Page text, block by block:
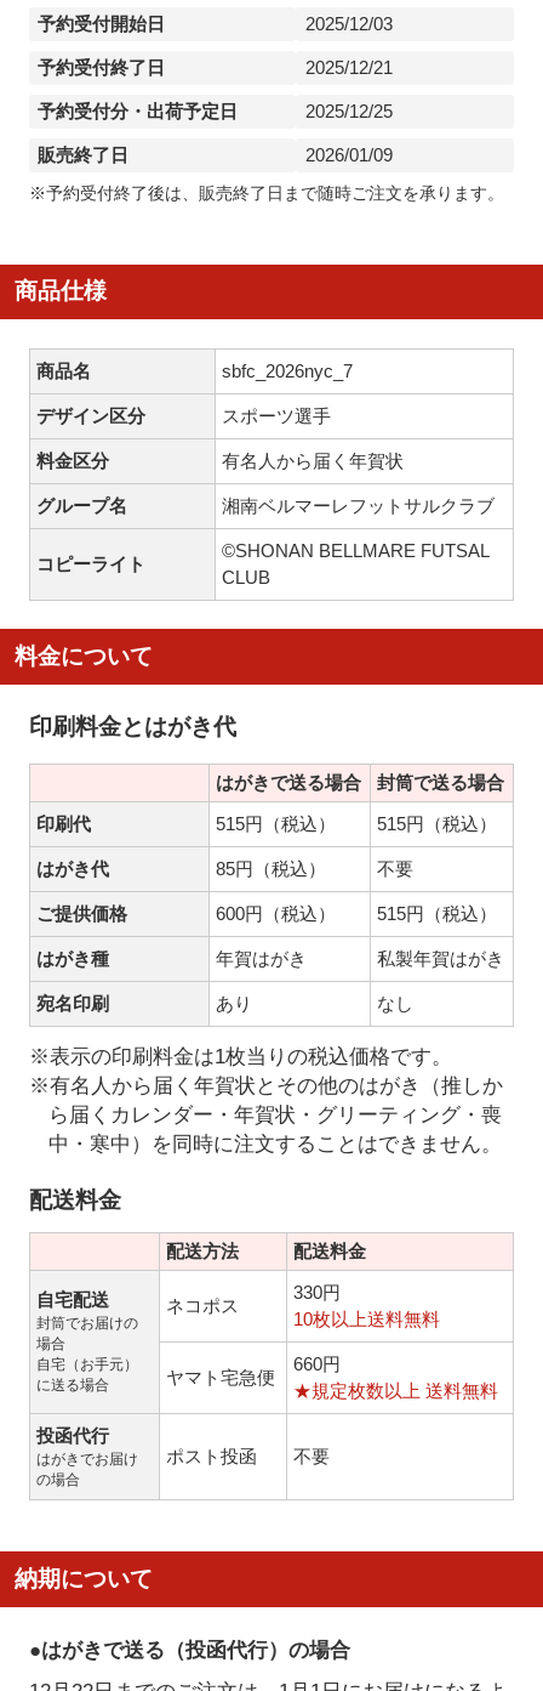
予約受付開始日 2025/12/03
予約受付終了日 2025/12/21
予約受付分・出荷予定日 2025/12/25
販売終了日 2026/01/09
※予約受付終了後は、販売終了日まで随時ご注文を承ります。
商品仕様
商品名 sbfc_2026nyc_7
デザイン区分 スポーツ選手
料金区分 有名人から届く年賀状
グループ名 湘南ベルマーレフットサルクラブ
コピーライト
©SHONAN BELLMARE FUTSAL
CLUB
料金について
印刷料金とはがき代
はがきで送る場合
封筒で送る場合
印刷代
515円（税込） 515円（税込）
はがき代 85円（税込） 不要
ご提供価格 600円（税込） 515円（税込）
はがき種 年賀はがき 私製年賀はがき
宛名印刷 あり なし
※表示の印刷料金は1枚当りの税込価格です。
※有名人から届く年賀状とその他のはがき（推しか
ら届くカレンダー・年賀状・グリーティング・喪
中・寒中）を同時に注文することはできません。
配送料金
配送方法 配送料金
自宅配送
封筒でお届けの
場合
自宅（お手元）
に送る場合
ネコポス
330円
10枚以上送料無料
ヤマト宅急便
660円
★規定枚数以上 送料無料
投函代行
はがきでお届け
の場合
ポスト投函 不要
納期について
●はがきで送る（投函代行）の場合